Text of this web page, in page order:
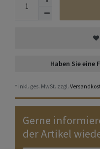
Haben Sie eine
* inkl. ges. MwSt. zzgl.
Gerne
der Artikel